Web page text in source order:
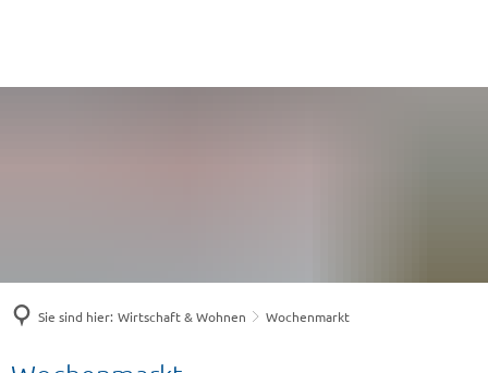
Sie sind hier: Wirtschaft & Wohnen Wochenmarkt